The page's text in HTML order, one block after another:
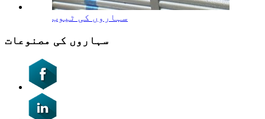
سہاروں کی ٹیوب
سہاروں کی مصنوعات